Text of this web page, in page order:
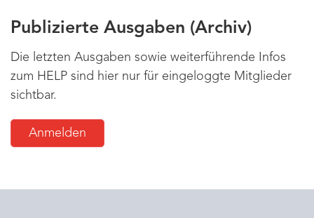
Publizierte Ausgaben (Archiv)
Die letzten Ausgaben sowie weiterführende Infos
zum HELP sind hier nur für eingeloggte Mitglieder
sichtbar.
Anmelden